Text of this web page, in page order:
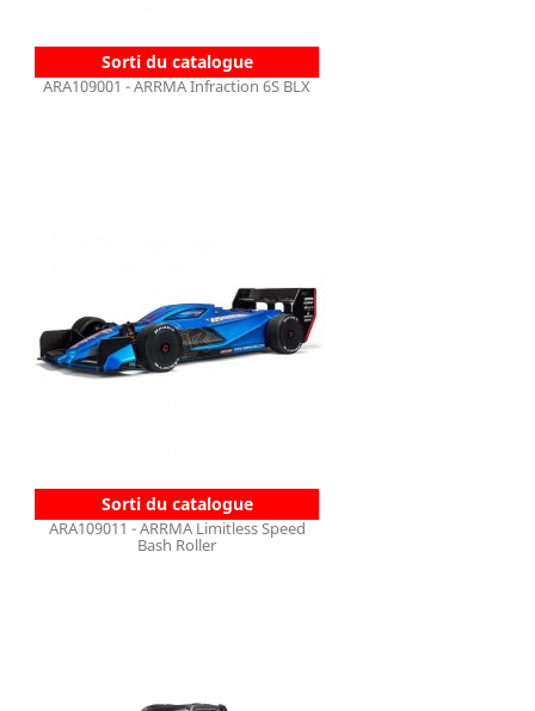
Sorti du catalogue
ARA109001 - ARRMA Infraction 6S BLX
Sorti du catalogue
ARA109011 - ARRMA Limitless Speed
Bash Roller